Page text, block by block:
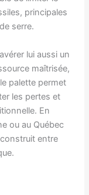
principales
serre.
lui aussi un
maîtrisée,
palette permet
les pertes et
En
ou au Québec
entre